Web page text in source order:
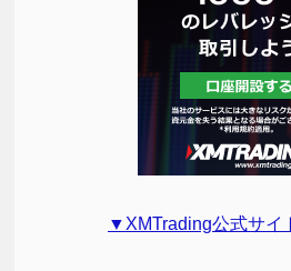
▼XMTrading公式サイ